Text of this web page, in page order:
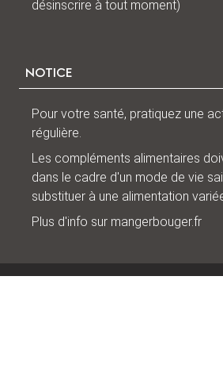
désinscrire à tout moment)
NOTICE
Pour votre santé, pratiquez une
régulière.
Les compléments alimentaires
dans le cadre d'un mode de vie
substituer à une alimentation
Plus d'info sur mangerbouger.fr